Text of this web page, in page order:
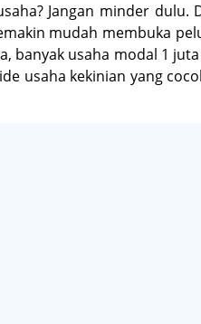
Jangan minder dulu.
mudah membuka
banyak usaha modal 1
usaha kekinian yang